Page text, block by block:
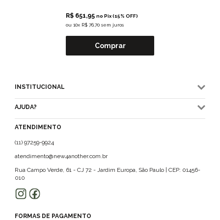
R$ 651,95 no Pix (15% OFF)
ou 10x R$ 76,70 sem juros
Comprar
INSTITUCIONAL
AJUDA?
ATENDIMENTO
(11) 97259-9924
atendimento@new4another.com.br
Rua Campo Verde, 61 - CJ 72 - Jardim Europa, São Paulo | CEP: 01456-
010
FORMAS DE PAGAMENTO